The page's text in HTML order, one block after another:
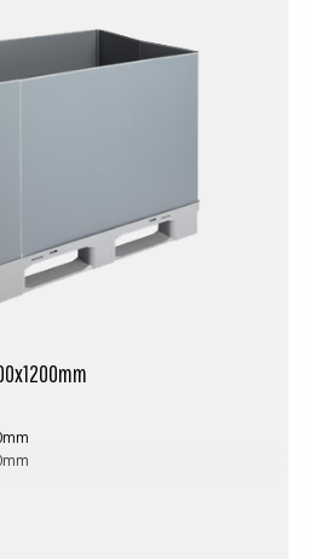
pallcontainer.
Vegger produseres også i
preferanser. Kan leveres i to L-
i stedet for et helt veggparti.